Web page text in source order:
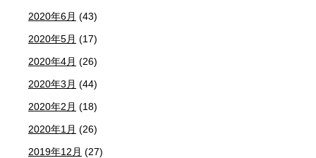
2020年6月 (43)
2020年5月 (17)
2020年4月 (26)
2020年3月 (44)
2020年2月 (18)
2020年1月 (26)
2019年12月 (27)